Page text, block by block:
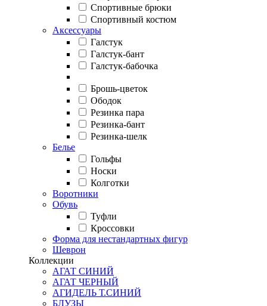
Спортивные брюки
Спортивный костюм
Аксессуары
Галстук
Галстук-бант
Галстук-бабочка
Брошь-цветок
Ободок
Резинка пара
Резинка-бант
Резинка-шелк
Белье
Гольфы
Носки
Колготки
Воротники
Обувь
Туфли
Кроссовки
Форма для нестандартных фигур
Шеврон
Коллекции
АГАТ СИНИЙ
АГАТ ЧЕРНЫЙ
АГИДЕЛЬ Т.СИНИЙ
БЛУЗЫ